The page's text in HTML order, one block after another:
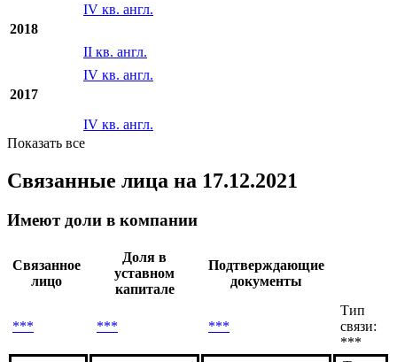
IV кв. англ.
2018
II кв. англ.
IV кв. англ.
2017
IV кв. англ.
Показать все
Связанные лица на 17.12.2021
Имеют доли в компании
Связанное
лицо
Доля в
уставном
капитале
Подтверждающие
документы
*** *** ***
Тип
связи:
***